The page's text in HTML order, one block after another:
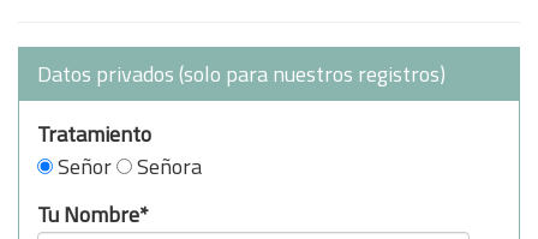
Datos privados (solo para nuestros registros)
Tratamiento
Señor
Señora
Tu Nombre*